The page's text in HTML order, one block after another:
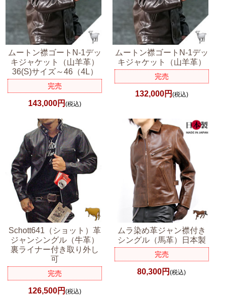
ムートン襟ゴートN-1デッ
キジャケット（山羊革）
36(S)サイズ～46（4L）
完売
143,000円(税込)
ムートン襟ゴートN-1デッ
キジャケット（山羊革）
完売
132,000円 (税込)
Schott641（ショット）革
ジャンシングル（牛革）
裏ライナー付き取り外し
可
完売
126,500円(税込)
ムラ染め革ジャン襟付き
シングル（馬革）日本製
完売
80,300円(税込)